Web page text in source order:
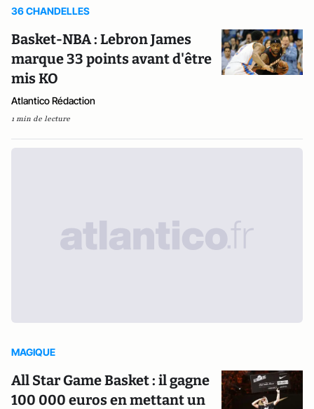
36 CHANDELLES
Basket-NBA : Lebron James
marque 33 points avant d'être
mis KO
Atlantico Rédaction
1 min de lecture
MAGIQUE
All Star Game Basket : il gagne
100 000 euros en mettant un